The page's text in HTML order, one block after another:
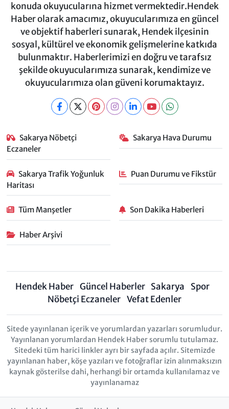
konuda okuyucularına hizmet vermektedir.Hendek
Haber olarak amacımız, okuyucularımıza en güncel
ve objektif haberleri sunarak, Hendek ilçesinin
sosyal, kültürel ve ekonomik gelişmelerine katkıda
bulunmaktır. Haberlerimizi en doğru ve tarafsız
şekilde okuyucularımıza sunarak, kendimize ve
okuyucularımıza olan güveni korumaktayız.
Sakarya Nöbetçi
Eczaneler
Sakarya Hava Durumu
Sakarya Trafik Yoğunluk
Haritası
Puan Durumu ve Fikstür
Tüm Manşetler Son Dakika Haberleri
Haber Arşivi
Hendek Haber Güncel Haberler Sakarya
Spor
Nöbetçi Eczaneler Vefat Edenler
Sitede yayınlanan içerik ve yorumlardan yazarları sorumludur.
Yayınlanan yorumlardan Hendek Haber sorumlu tutulamaz.
Sitedeki tüm harici linkler ayrı bir sayfada açılır. Sitemizde
yayınlanan haber, köşe yazıları ve fotoğraflar izin alınmaksızın
kaynak gösterilse dahi, herhangi bir ortamda kullanılamaz ve
yayınlanamaz